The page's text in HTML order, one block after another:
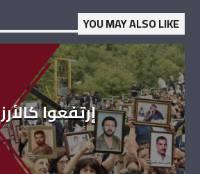
YOU MAY ALSO LIKE
إرتفعوا كالأرز